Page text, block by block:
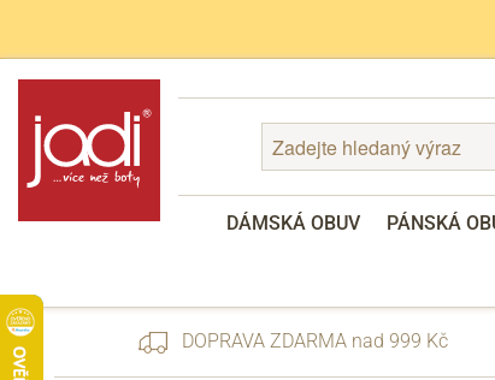
DÁMSKÁ OBUV PÁNSKÁ
DOPRAVA ZDARMA nad 999 Kč